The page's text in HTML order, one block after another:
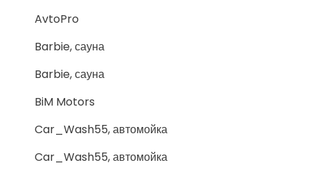
AvtoPro
Barbie, сауна
Barbie, сауна
BiM Motors
Car_Wash55, автомойка
Car_Wash55, автомойка